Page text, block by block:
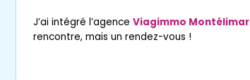
J’ai intégré l’agence Viagimmo Montélimar
rencontre, mais un rendez-vous !